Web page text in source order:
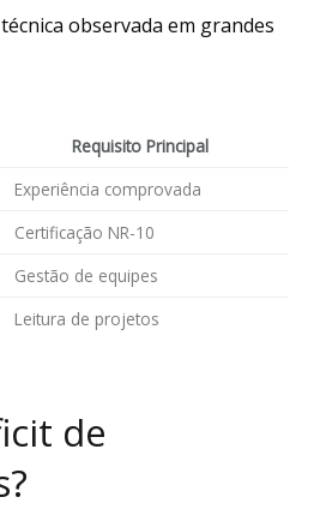
observada em grandes
Requisito Principal
Experiência comprovada
Certificação NR-10
Gestão de equipes
Leitura de projetos
de